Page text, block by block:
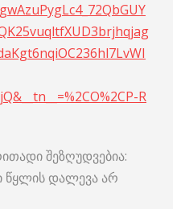
R
შეზღუდვებია:
წყლის დალევა არ